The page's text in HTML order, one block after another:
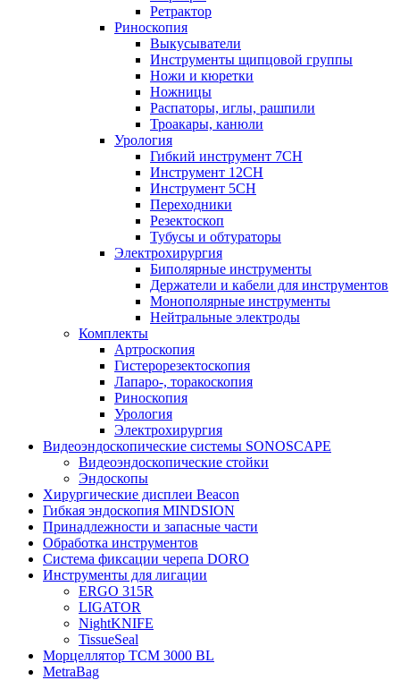
Ретрактор
Риноскопия
Выкусыватели
Инструменты щипцовой группы
Ножи и кюретки
Ножницы
Распаторы, иглы, рашпили
Троакары, канюли
Урология
Гибкий инструмент 7CH
Инструмент 12CH
Инструмент 5CH
Переходники
Резектоскоп
Тубусы и обтураторы
Электрохирургия
Биполярные инструменты
Держатели и кабели для инструментов
Монополярные инструменты
Нейтральные электроды
Комплекты
Артроскопия
Гистерорезектоскопия
Лапаро-, торакоскопия
Риноскопия
Урология
Электрохирургия
Видеоэндоскопические системы SONOSCAPE
Видеоэндоскопические стойки
Эндоскопы
Хирургические дисплеи Beacon
Гибкая эндоскопия MINDSION
Принадлежности и запасные части
Обработка инструментов
Система фиксации черепа DORO
Инструменты для лигации
ERGO 315R
LIGATOR
NightKNIFE
TissueSeal
Морцеллятор ТСМ 3000 BL
MetraBag